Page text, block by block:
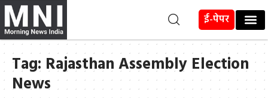
ई-पेपर
Tag: Rajasthan Assembly Election
News